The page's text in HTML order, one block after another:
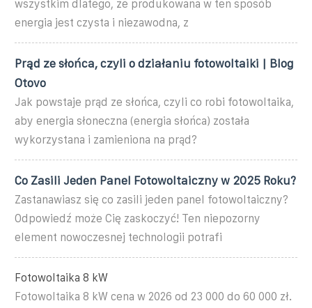
wszystkim dlatego, że produkowana w ten sposób
energia jest czysta i niezawodna, z
Prąd ze słońca, czyli o działaniu fotowoltaiki | Blog
Otovo
Jak powstaje prąd ze słońca, czyli co robi fotowoltaika,
aby energia słoneczna (energia słońca) została
wykorzystana i zamieniona na prąd?
Co Zasili Jeden Panel Fotowoltaiczny w 2025 Roku?
Zastanawiasz się co zasili jeden panel fotowoltaiczny?
Odpowiedź może Cię zaskoczyć! Ten niepozorny
element nowoczesnej technologii potrafi
Fotowoltaika 8 kW
Fotowoltaika 8 kW cena w 2026 od 23 000 do 60 000 zł.